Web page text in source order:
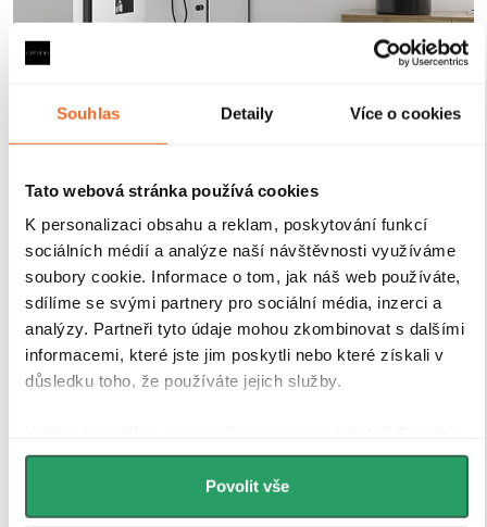
Souhlas Detaily Více o cookies
Tato webová stránka používá cookies
K personalizaci obsahu a reklam, poskytování funkcí
sociálních médií a analýze naší návštěvnosti využíváme
soubory cookie. Informace o tom, jak náš web používáte,
sdílíme se svými partnery pro sociální média, inzerci a
analýzy. Partneři tyto údaje mohou zkombinovat s dalšími
informacemi, které jste jim poskytli nebo které získali v
důsledku toho, že používáte jejich služby.
můžeme používat cookies pro analytiku a
personalizovanou reklamu. Jak Google zpracovává
osobní údaje najdete na stránkách
Povolit vše
Magnetické lišty
Zavírání pomocí magnetických lištpevně drží
sprchové dveře a zabraňuje jejich samovolnému
otevírání. Lišty jsou umístěny na hraně dveří a rámu
nebo mezi dvěma skleněnými křídly, kde magnety
zajišťují jejich bezpečné přilnutí.